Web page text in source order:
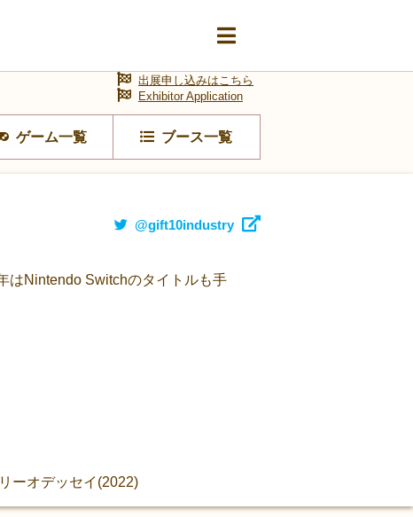
ゲーム一覧 ブース一覧
出展申し込みはこちら
Exhibitor Application
@gift10industry
はNintendo Switchのタイトルも手
ーオデッセイ(2022)